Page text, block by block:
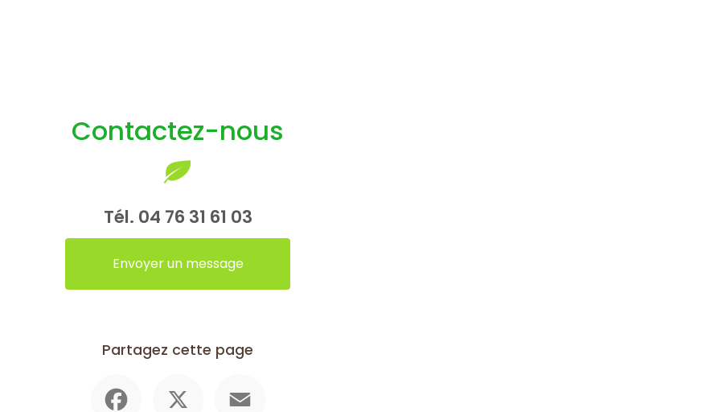
Contactez-nous
Tél. 04 76 31 61 03
Envoyer un message
Partagez cette page